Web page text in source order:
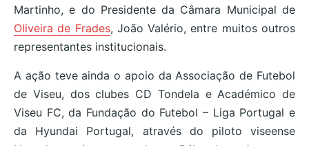
Martinho, e do Presidente da Câmara Municipal de
Oliveira de Frades, João Valério, entre muitos outros
representantes institucionais.
A ação teve ainda o apoio da Associação de Futebol
de Viseu, dos clubes CD Tondela e Académico de
Viseu FC, da Fundação do Futebol – Liga Portugal e
da Hyundai Portugal, através do piloto viseense